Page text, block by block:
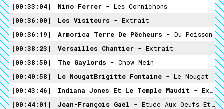
00:33:04
Nino Ferrer - Les Cornichons
00:36:00
Les Visiteurs - Extrait
00:36:19
Armorica Terre De Pêcheurs - Du Poisson
00:38:23
Versailles Chantier - Extrait
00:38:50
The Gaylords - Chow Mein
00:40:58
Le NougatBrigitte Fontaine - Le Nougat
00:43:46
Indiana Jones Et Le Temple Maudit - Extrait
00:44:01
Jean-François Gaël - Etude Aux Oeufs Et Profiteroles